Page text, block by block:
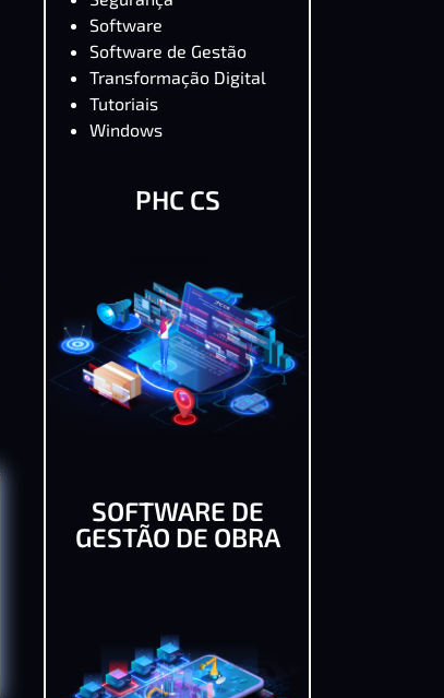
Software
Software de Gestão
Transformação Digital
Tutoriais
Windows
PHC CS
SOFTWARE DE
GESTÃO DE OBRA